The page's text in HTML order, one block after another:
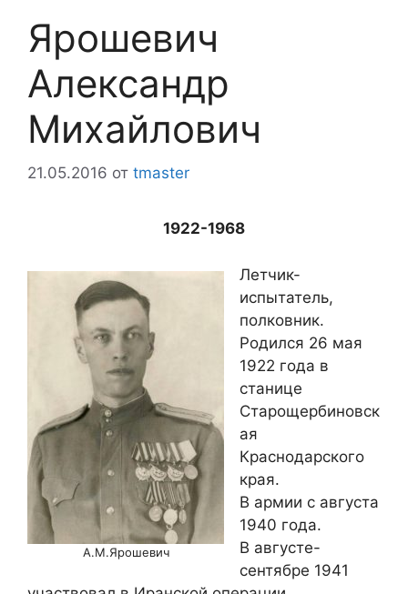
Ярошевич
Александр
Михайлович
21.05.2016 от tmaster
1922-1968
А.М.Ярошевич
Летчик-
испытатель,
полковник.
Родился 26 мая
1922 года в
станице
Старощербиновск
ая
Краснодарского
края.
В армии с августа
1940 года.
В августе-
сентябре 1941